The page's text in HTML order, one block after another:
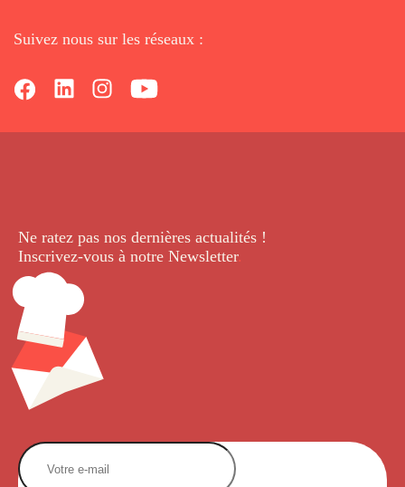
Suivez nous sur les réseaux :
Ne ratez pas nos dernières actualités !
Inscrivez-vous à notre Newsletter.